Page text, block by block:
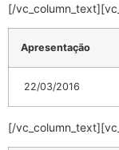
[/
Apresentação
22/03/2016
[/